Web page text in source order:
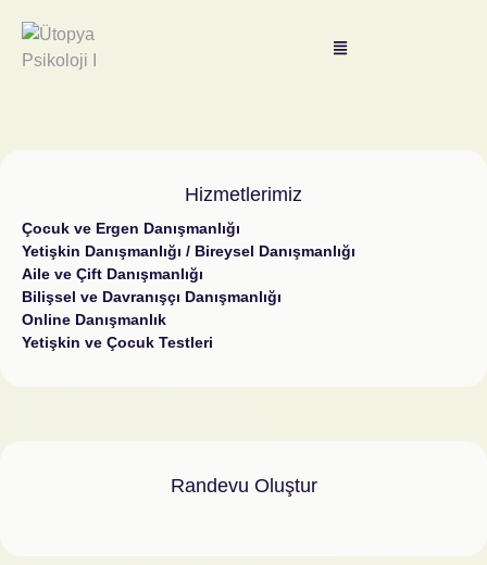
Hizmetlerimiz
Çocuk ve Ergen Danışmanlığı
Yetişkin Danışmanlığı / Bireysel Danışmanlığı
Aile ve Çift Danışmanlığı
Bilişsel ve Davranışçı Danışmanlığı
Online Danışmanlık
Yetişkin ve Çocuk Testleri
Randevu Oluştur